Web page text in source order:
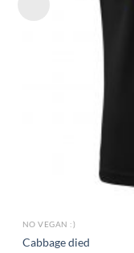
NO VEGAN :)
Cabbage died